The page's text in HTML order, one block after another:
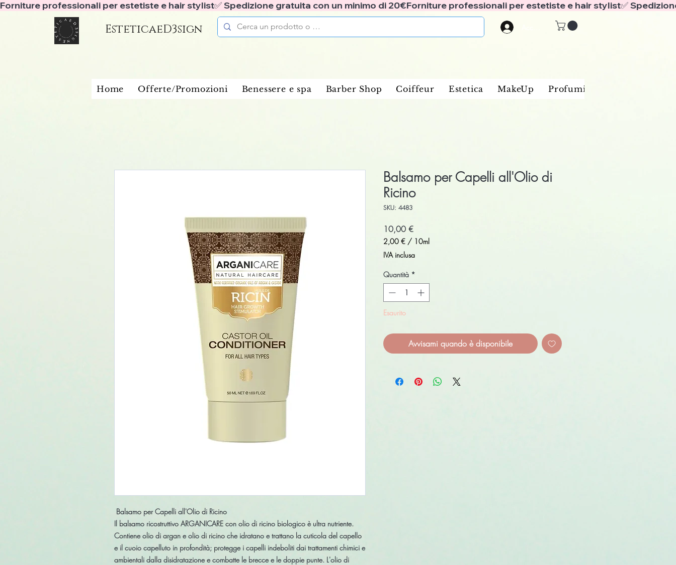
Forniture professionali per estetiste e hair stylist✅ Spedizione gratuita con un minimo di 20€
EsteticaeD3sign
Home Offerte/Promozioni Benessere e spa Barber Shop Coiffeur Estetica MakeUp Profumi
Balsamo per Capelli all'Olio di Ricino
Il balsamo ricostruttivo ARGANICARE con olio di ricino biologico è ultra nutriente.
Contiene olio di argan e olio di ricino che idratano e trattano la cuticola del capello
e il cuoio capelluto in profondità; protegge i capelli indeboliti dai trattamenti chimici e
ambientali dalla disidratazione e combatte le brecce e le doppie punte. L'olio di
Balsamo per Capelli all'Olio di
Ricino
SKU: 4483
10,00 €Prezzo
2,00 € / 10ml
2,00 €
ogni
10
Millilitri
IVA inclusa
Quantità *
Esaurito
Avvisami quando è disponibile